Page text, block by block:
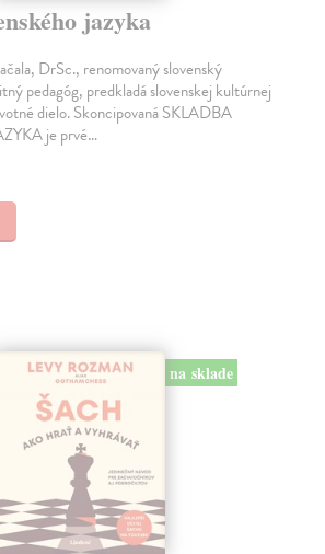
jazyka
DrSc., renomovaný slovenský
pedagóg, predkladá slovenskej kultúrnej
dielo. Skoncipovaná SKLADBA
je prvé…
na sklade